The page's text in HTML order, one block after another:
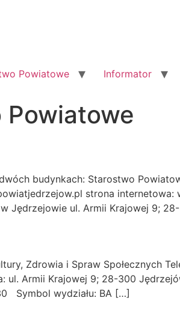
Powiatowe Informator
budynkach: Starostwo
strona
Jędrzejowie ul. Armii Krajowej 9;
Zdrowia i Spraw Społecznych
Armii Krajowej 9; 28-300
Symbol wydziału: BA […]